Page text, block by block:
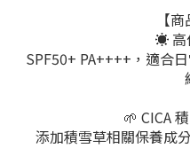
【
☀️ 高
SPF50+ PA++++，適合
🌱 CICA
添加積雪草相關保養成